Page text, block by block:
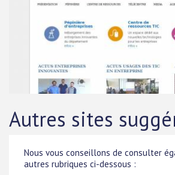
Autres sites
Nous vous conseillons de consulter
autres rubriques ci-dessous :